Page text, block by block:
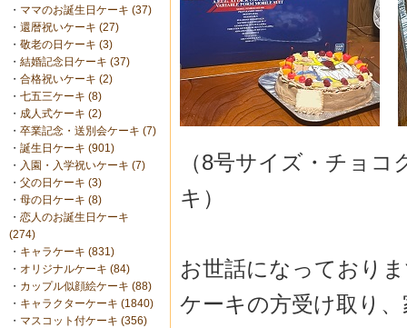
・ ママのお誕生日ケーキ (37)
・ 還暦祝いケーキ (27)
・ 敬老の日ケーキ (3)
・ 結婚記念日ケーキ (37)
・ 合格祝いケーキ (2)
・ 七五三ケーキ (8)
・ 成人式ケーキ (2)
・ 卒業記念・送別会ケーキ (7)
・ 誕生日ケーキ (901)
・ 入園・入学祝いケーキ (7)
・ 父の日ケーキ (3)
・ 母の日ケーキ (8)
・ 恋人のお誕生日ケーキ
(274)
・ キャラケーキ (831)
・ オリジナルケーキ (84)
・ カップル似顔絵ケーキ (88)
・ キャラクターケーキ (1840)
・ マスコット付ケーキ (356)
（8号サイズ・チョ
キ）
お世話になっておりま
ケーキの方受け取り